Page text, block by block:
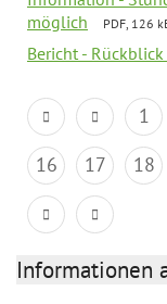
möglich
PDF, 126
Bericht -
1
16
17 18
Informationen